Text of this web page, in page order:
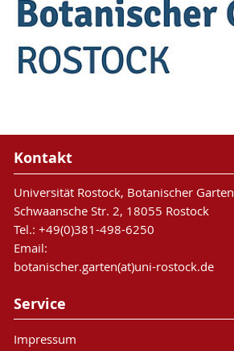
Kontakt
Universität Rostock, Botanischer Garten
Schwaansche Str. 2, 18055 Rostock
Tel.: +49(0)381-498-6250
Email:
botanischer.garten(at)uni-rostock.de
Service
Impressum